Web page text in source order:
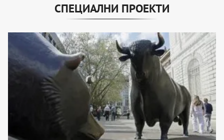
СПЕЦИАЛНИ ПРОЕКТИ